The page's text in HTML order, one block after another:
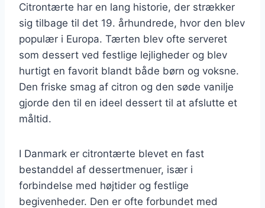
Citrontærte har en lang historie, der strækker
sig tilbage til det 19. århundrede, hvor den blev
populær i Europa. Tærten blev ofte serveret
som dessert ved festlige lejligheder og blev
hurtigt en favorit blandt både børn og voksne.
Den friske smag af citron og den søde vanilje
gjorde den til en ideel dessert til at afslutte et
måltid.
I Danmark er citrontærte blevet en fast
bestanddel af dessertmenuer, især i
forbindelse med højtider og festlige
begivenheder. Den er ofte forbundet med